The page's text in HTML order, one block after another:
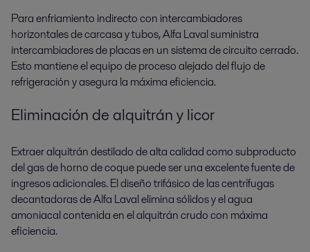
Para enfriamiento indirecto con intercambiadores
horizontales de carcasa y tubos, Alfa Laval suministra
intercambiadores de placas en un sistema de circuito cerrado.
Esto mantiene el equipo de proceso alejado del flujo de
refrigeración y asegura la máxima eficiencia.
Eliminación de alquitrán y licor
Extraer alquitrán destilado de alta calidad como subproducto
del gas de horno de coque puede ser una excelente fuente de
ingresos adicionales. El diseño trifásico de las centrífugas
decantadoras de Alfa Laval elimina sólidos y el agua
amoniacal contenida en el alquitrán crudo con máxima
eficiencia.